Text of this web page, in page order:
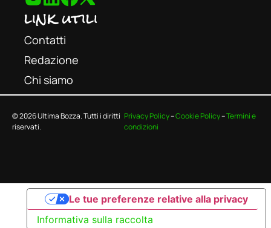
link utili
Contatti
Redazione
Chi siamo
© 2026 Ultima Bozza. Tutti i diritti
riservati.
Privacy Policy–Cookie Policy–Termini e
condizioni
Informativa sulla raccolta
Le tue preferenze relative alla privacy